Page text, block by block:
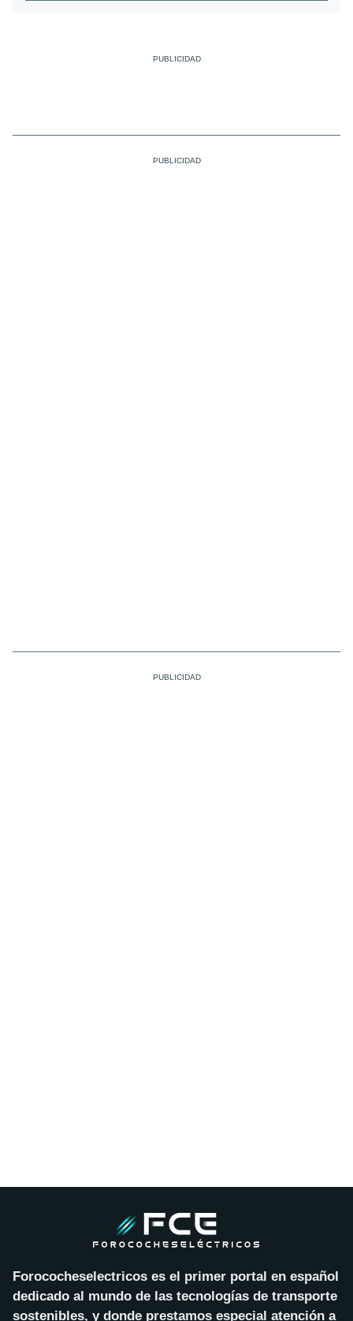
Forococheselectricos es el primer portal en español
dedicado al mundo de las tecnologías de transporte
sostenibles, y donde prestamos especial atención a